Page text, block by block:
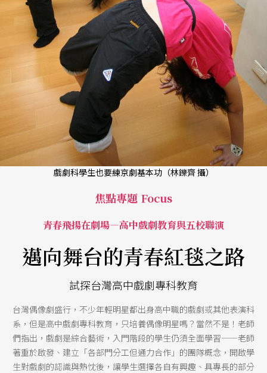
戲劇科學生也要練京劇基本功（林鑠齊 攝）
焦點專題 Focus
青春飛揚在劇場—高中戲劇教育與五校聯演
邁向舞台的青春紅毯之路
試探台灣高中戲劇專科教育
台灣偶像劇盛行，不少年輕明星都出身高中職的戲劇或其他表演科
系，但是高中戲劇專科教育，只培養偶像明星嗎？當然不是！老師
們指出，戲劇是綜合藝術，入門階段的學生仍須全面學習——老師
著重於啟發、建立「各部門分工但通力合作」的團隊概念，開啟學
生對戲劇的認識與熱忱後，讓學生選擇各自有興趣、具專長的部分